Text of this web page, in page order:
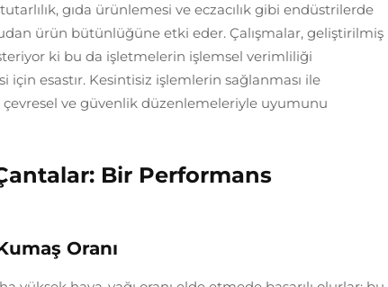
gıda ürünlemesi ve eczacılık gibi endüstrilerde
ürün bütünlüğüne etki eder. Çalışmalar, geliştirilmiş
ki bu da işletmelerin işlemsel verimliliği
esastır. Kesintisiz işlemlerin sağlanması ile
ve güvenlik düzenlemeleriyle uyumunu
Bir Performans
Oranı